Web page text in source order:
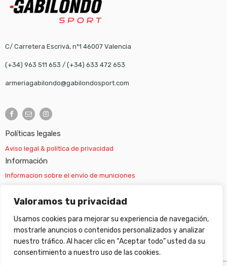
Valoramos tu privacidad
Usamos cookies para mejorar su experiencia de navegación,
mostrarle anuncios o contenidos personalizados y analizar
nuestro tráfico. Al hacer clic en “Aceptar todo” usted da su
consentimiento a nuestro uso de las cookies.
C/ Carretera Escrivá, nº1 46007 Valencia
(+34) 963 511 653 / (+34) 633 472 653
armeriagabilondo@gabilondosport.com
Políticas legales
Aviso legal & política de privacidad
Información
Informacion sobre el envío de municiones
Información sobre el envío de armas
Cambios y devoluciones
Suscripción newsletter